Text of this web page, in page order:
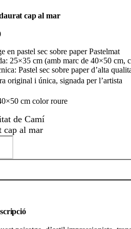
cap al mar
en pastel sec sobre paper Pastelmat
25×35 cm (amb marc de 40×50 cm,
Pastel sec sobre paper d’alta
original i única, signada per l’artista
cm color roure
de Camí
cap al mar